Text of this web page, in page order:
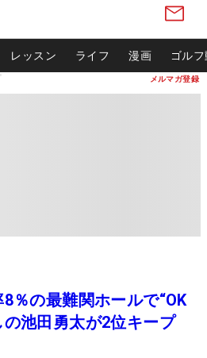
メルマガ登録
レッスン ライフ 漫画 ゴル
％の最難関ホールで“OK
池田勇太が2位キープ